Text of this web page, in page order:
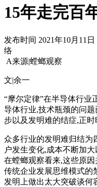
15年走完百
发布时间 2021年10月11
络
A来源|螳螂观察
文|余一
“摩尔定律”在半导体行业
导体行业,技术瓶颈的问
步以及发明难的结症,正时
众多行业的发明难归结为
户发生变化,成本不断加
在螳螂观察看来,这些原
传统企业发展思维模式的
发明上做出太大突破谈何